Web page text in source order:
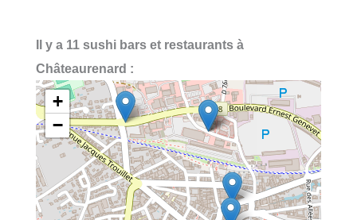
Il y a 11 sushi bars et restaurants à
Châteaurenard :
+
−